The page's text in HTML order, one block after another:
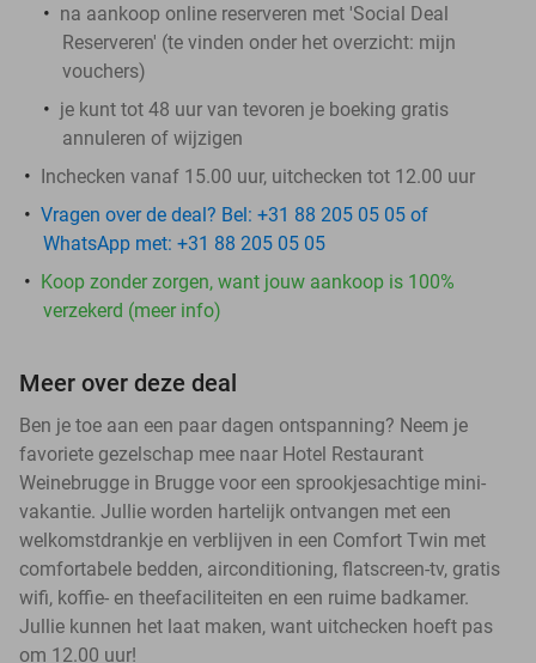
na aankoop online reserveren met 'Social Deal
Reserveren' (te vinden onder het overzicht: mijn
vouchers)
je kunt tot 48 uur van tevoren je boeking gratis
annuleren of wijzigen
Inchecken vanaf 15.00 uur, uitchecken tot 12.00 uur
Vragen over de deal? Bel: +31 88 205 05 05 of
WhatsApp met: +31 88 205 05 05
Koop zonder zorgen, want jouw aankoop is 100%
verzekerd (meer info)
Meer over deze deal
Ben je toe aan een paar dagen ontspanning? Neem je
favoriete gezelschap mee naar Hotel Restaurant
Weinebrugge in Brugge voor een sprookjesachtige mini-
vakantie. Jullie worden hartelijk ontvangen met een
welkomstdrankje en verblijven in een Comfort Twin met
comfortabele bedden, airconditioning, flatscreen-tv, gratis
wifi, koffie- en theefaciliteiten en een ruime badkamer.
Jullie kunnen het laat maken, want uitchecken hoeft pas
om 12.00 uur!